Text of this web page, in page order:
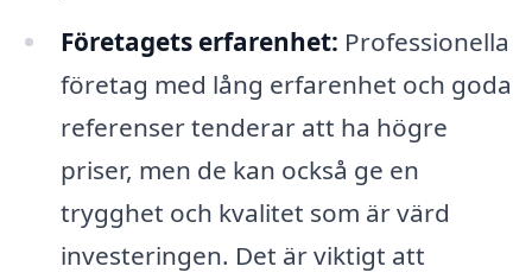
Företagets erfarenhet: Professionella
företag med lång erfarenhet och goda
referenser tenderar att ha högre
priser, men de kan också ge en
trygghet och kvalitet som är värd
investeringen. Det är viktigt att